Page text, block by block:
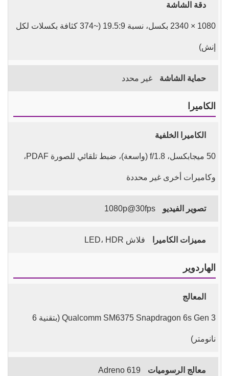
دقة الشاشة
1080 × 2340 بكسل، نسبة 19.5:9 (~374 كثافة بكسلات لكل
إنش)
حماية الشاشة غير محدد
الكاميرا
الكاميرا الخلفية
50 ميجابكسل، f/1.8 (واسعة)، ضبط تلقائي للصورة PDAF،
وكاميرات أخرى غير محددة
تصوير الفيديو 1080p@30fps
مميزات الكاميرا فلاش LED، HDR
الهاردوير
المعالج
Qualcomm SM6375 Snapdragon 6s Gen 3 (بتقنية 6
نانومتر)
معالج الرسوميات Adreno 619